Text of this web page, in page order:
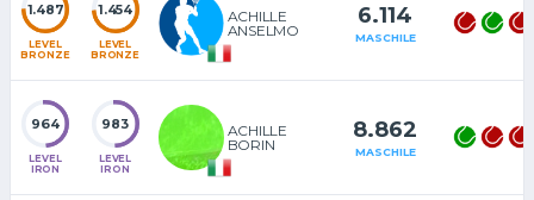
1.487
LEVEL
BRONZE
1.454
LEVEL
BRONZE
ACHILLE
ANSELMO
6.114
MASCHILE
964
LEVEL
IRON
983
LEVEL
IRON
ACHILLE
BORIN
8.862
MASCHILE